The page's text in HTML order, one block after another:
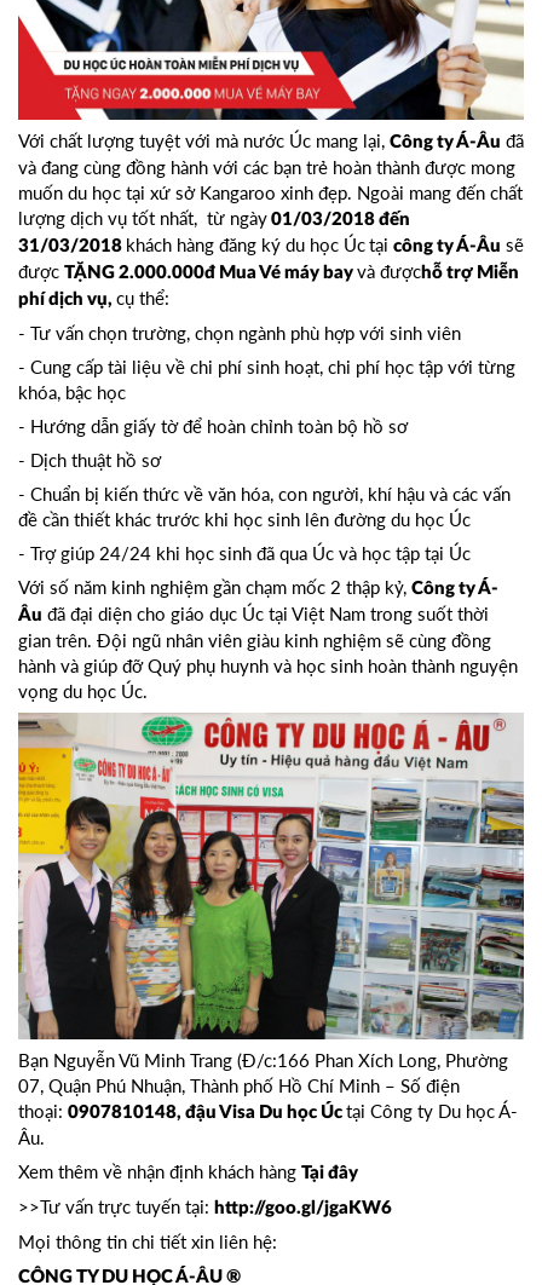
Với chất lượng tuyệt với mà nước Úc mang lại, Công ty Á-Âu đã
và đang cùng đồng hành với các bạn trẻ hoàn thành được mong
muốn du học tại xứ sở Kangaroo xinh đẹp. Ngoài mang đến chất
lượng dịch vụ tốt nhất, từ ngày 01/03/2018 đến
31/03/2018 khách hàng đăng ký du học Úctại công ty Á-Âu sẽ
được TẶNG 2.000.000đ Mua Vé máy bay và được hỗ trợ Miễn
phí dịch vụ, cụ thể:
- Tư vấn chọn trường, chọn ngành phù hợp với sinh viên
- Cung cấp tài liệu về chi phí sinh hoạt, chi phí học tập với từng
khóa, bậc học
- Hướng dẫn giấy tờ để hoàn chỉnh toàn bộ hồ sơ
- Dịch thuật hồ sơ
- Chuẩn bị kiến thức về văn hóa, con người, khí hậu và các vấn
đề cần thiết khác trước khi học sinh lên đường du học Úc
- Trợ giúp 24/24 khi học sinh đã qua Úc và học tập tại Úc
Với số năm kinh nghiệm gần chạm mốc 2 thập kỷ, Công ty Á-
Âu đã đại diện cho giáo dục Úc tại Việt Nam trong suốt thời
gian trên. Đội ngũ nhân viên giàu kinh nghiệm sẽ cùng đồng
hành và giúp đỡ Quý phụ huynh và học sinh hoàn thành nguyện
vọng du học Úc.
Bạn Nguyễn Vũ Minh Trang (Đ/c:166 Phan Xích Long, Phường
07, Quận Phú Nhuận, Thành phố Hồ Chí Minh – Số điện
thoại: 0907810148, đậu Visa Du học Úc tại Công ty Du học Á-
Âu.
Xem thêm về nhận định khách hàng Tại đây
>>Tư vấn trực tuyến tại: http://goo.gl/jgaKW6
Mọi thông tin chi tiết xin liên hệ:
CÔNG TY DU HỌC Á-ÂU ®